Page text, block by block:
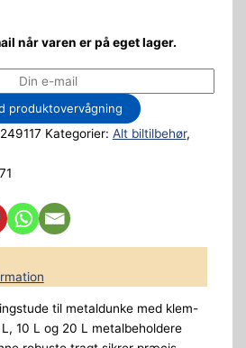
når varen er på eget lager.
produktovervågning
249117 Kategorier: Alt biltilbehør,
til metaldunke med klem-
10 L og 20 L metalbeholdere